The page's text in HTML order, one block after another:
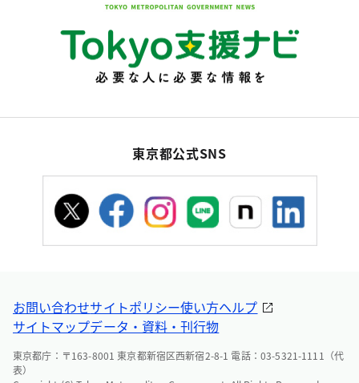
東京都公式SNS
お問い合わせサイトポリシー使い方ヘルプ
サイトマップデータ・資料・刊行物
東京都庁：〒163-8001 東京都新宿区西新宿2-8-1 電話：03-5321-1111（代
表）